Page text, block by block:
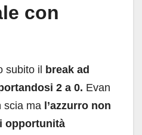
con
subito il
break ad
2 a 0. Evan
scia ma l’azzurro non
opportunità